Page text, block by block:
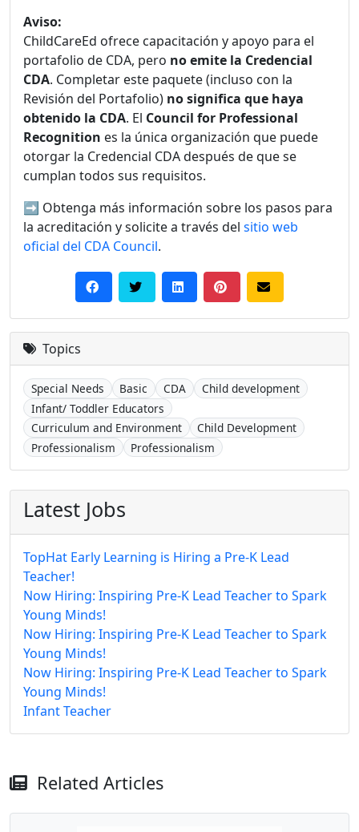
Aviso:
ChildCareEd ofrece capacitación y apoyo para el
portafolio de CDA, pero no emite la Credencial
CDA. Completar este paquete (incluso con la
Revisión del Portafolio) no significa que haya
obtenido la CDA. El Council for Professional
Recognition es la única organización que puede
otorgar la Credencial CDA después de que se
cumplan todos sus requisitos.
➡️ Obtenga más información sobre los pasos para
la acreditación y solicite a través del sitio web
oficial del CDA Council.
Topics
Special Needs Basic CDA
Child development
Infant/ Toddler Educators
Curriculum and Environment
Child Development
Professionalism
Professionalism
Latest Jobs
TopHat Early Learning is Hiring a Pre-K Lead
Teacher!
Now Hiring: Inspiring Pre-K Lead Teacher to Spark
Young Minds!
Now Hiring: Inspiring Pre-K Lead Teacher to Spark
Young Minds!
Now Hiring: Inspiring Pre-K Lead Teacher to Spark
Young Minds!
Infant Teacher
Related Articles